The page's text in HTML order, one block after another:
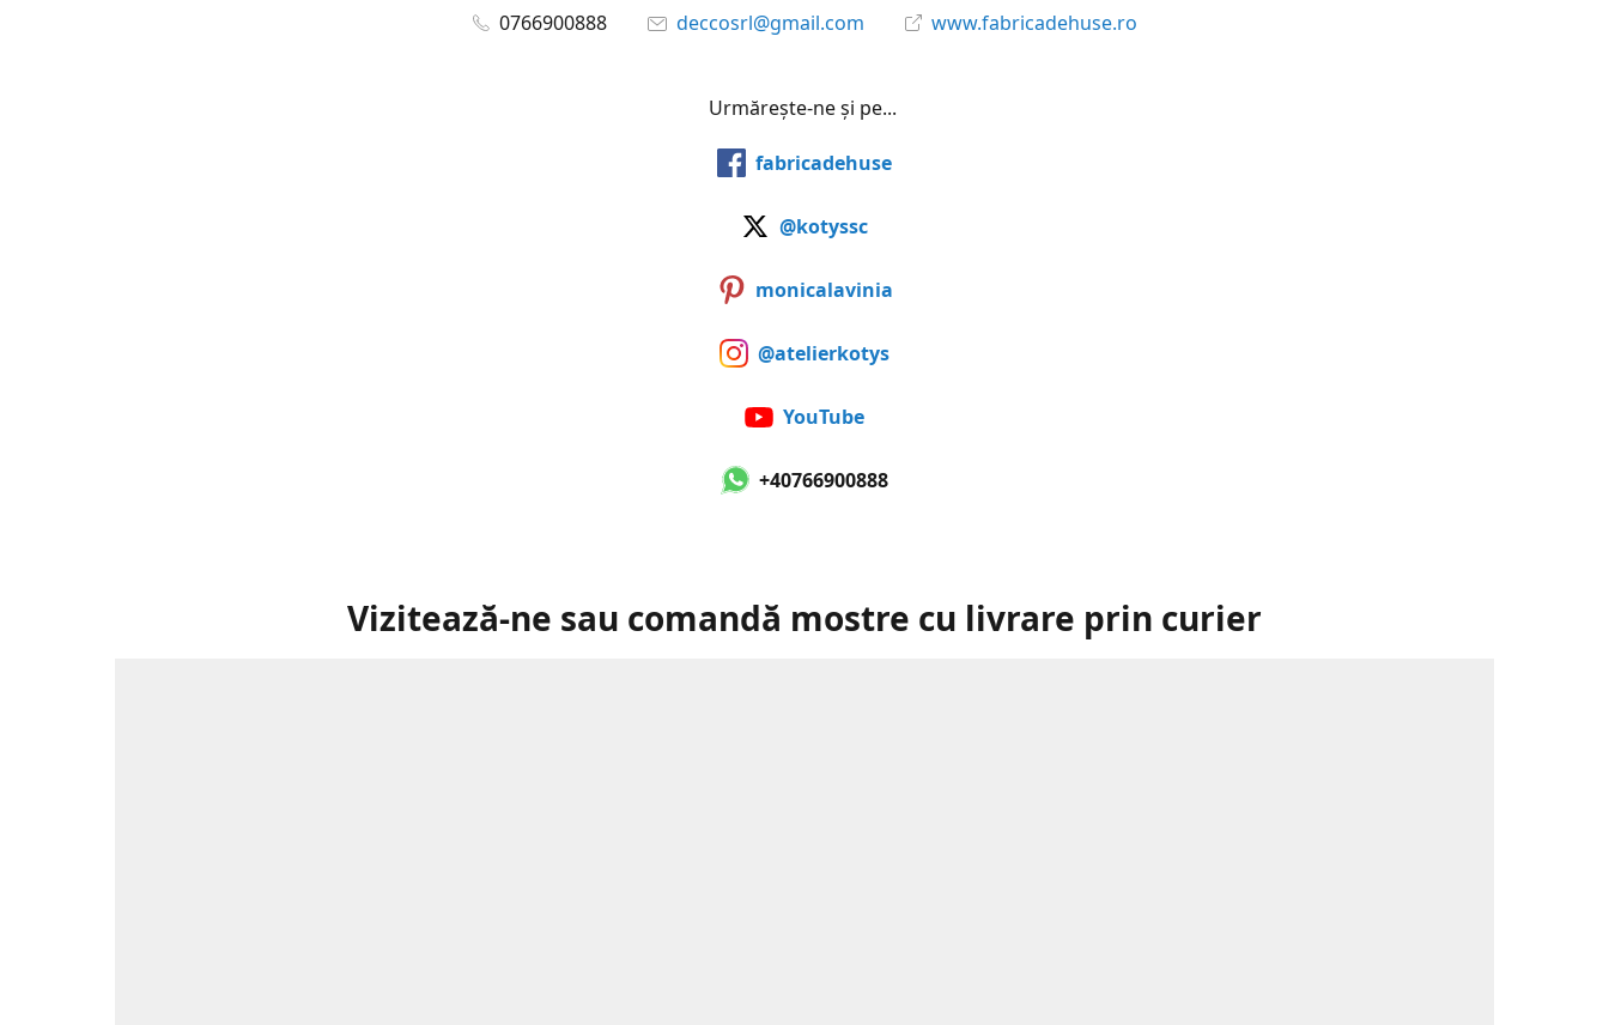
0766900888 deccosrl@gmail.com www.fabricadehuse.ro
Urmărește-ne și pe...
fabricadehuse
@kotyssc
monicalavinia
@atelierkotys
YouTube
+40766900888
Vizitează-ne sau comandă mostre cu livrare prin curier